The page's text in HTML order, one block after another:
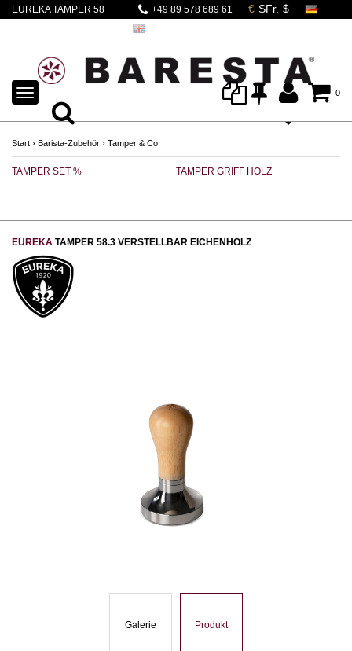
EUREKA TAMPER 58
+49 89 578 689 61
0
TOGGLE
NAVIGATION
Start › Barista-Zubehör › Tamper & Co
TAMPER SET % TAMPER GRIFF HOLZ
EUREKA TAMPER 58.3 VERSTELLBAR EICHENHOLZ
Galerie Produkt